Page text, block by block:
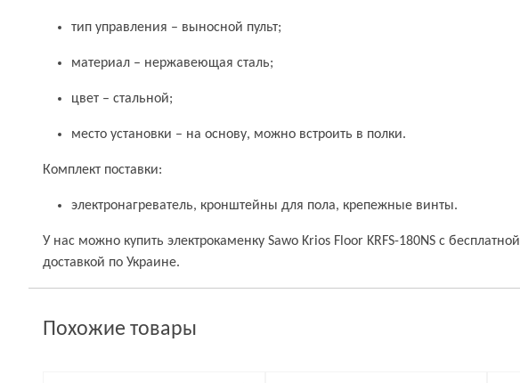
тип управления – выносной пульт;
материал – нержавеющая сталь;
цвет – стальной;
место установки – на основу, можно встроить в полки.
Комплект поставки:
электронагреватель, кронштейны для пола, крепежные винты.
У нас можно купить электрокаменку Sawo Krios Floor KRFS-180NS с бесплатной
доставкой по Украине.
Похожие товары